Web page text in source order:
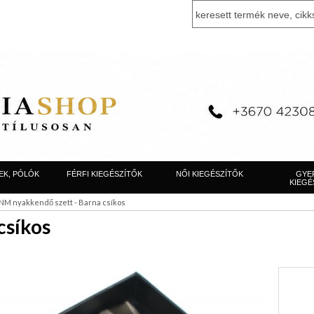
PÓLÓK FÉRFI KIEGÉSZÍTŐK NŐI KIEGÉSZÍTŐK
NM nyakkendő szett - Barna csíkos